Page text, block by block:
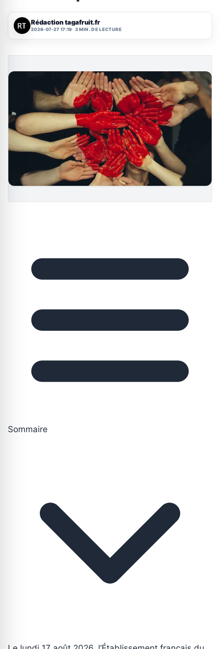
Rédaction tagafruit.fr
2026-07-27 17:19 3 MIN. DE LECTURE
Sommaire